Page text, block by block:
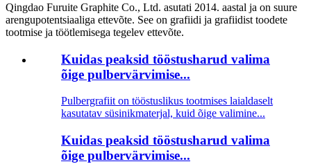
Qingdao Furuite Graphite Co., Ltd. asutati 2014. aastal ja on suure
arengupotentsiaaliga ettevõte. See on grafiidi ja grafiidist toodete
tootmise ja töötlemisega tegelev ettevõte.
Kuidas peaksid tööstusharud valima
õige pulbervärvimise...
Pulbergrafiit on tööstuslikus tootmises laialdaselt
kasutatav süsinikmaterjal, kuid õige valimine...
Kuidas peaksid tööstusharud valima
õige pulbervärvimise...